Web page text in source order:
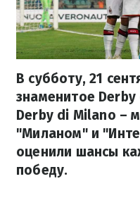
В субботу, 21
знаменитое
Derby di Milano –
"Миланом" и
оценили шансы
победу.